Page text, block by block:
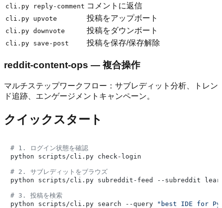
cli.py reply-comment コメントに返信
cli.py upvote 投稿をアップボート
cli.py downvote 投稿をダウンボート
cli.py save-post 投稿を保存/保存解除
reddit-content-ops — 複合操作
マルチステップワークフロー：サブレディット分析、トレン
ド追跡、エンゲージメントキャンペーン。
クイックスタート
# 1. ログイン状態を確認
python scripts/cli.py check-login
# 2. サブレディットをブラウズ
python scripts/cli.py subreddit-feed --subreddit
# 3. 投稿を検索
python scripts/cli.py search --query
"best IDE for